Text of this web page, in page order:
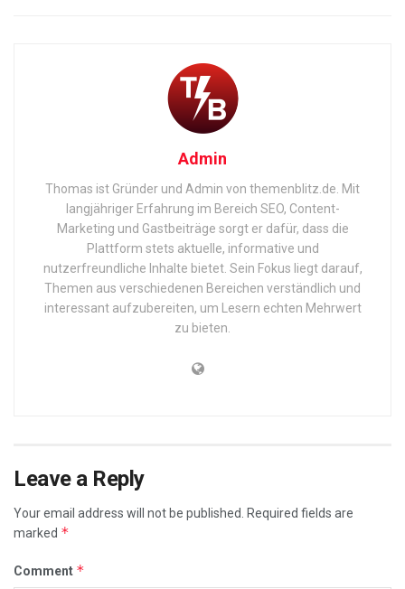
Admin
Thomas ist Gründer und Admin von themenblitz.de. Mit
langjähriger Erfahrung im Bereich SEO, Content-
Marketing und Gastbeiträge sorgt er dafür, dass die
Plattform stets aktuelle, informative und
nutzerfreundliche Inhalte bietet. Sein Fokus liegt darauf,
Themen aus verschiedenen Bereichen verständlich und
interessant aufzubereiten, um Lesern echten Mehrwert
zu bieten.
Leave a Reply
Your email address will not be published. Required fields are
marked *
Comment *